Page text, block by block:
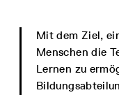
Mit dem Ziel,
Menschen die
Lernen zu